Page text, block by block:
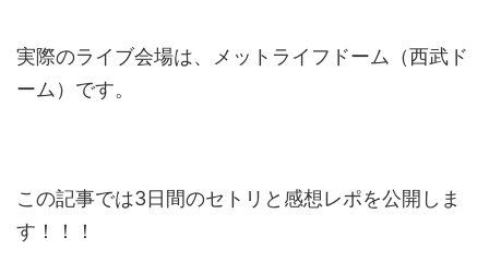
実際のライブ会場は、メットライフドーム（西武ド
ーム）です。
この記事では3日間のセトリと感想レポを公開しま
す！！！